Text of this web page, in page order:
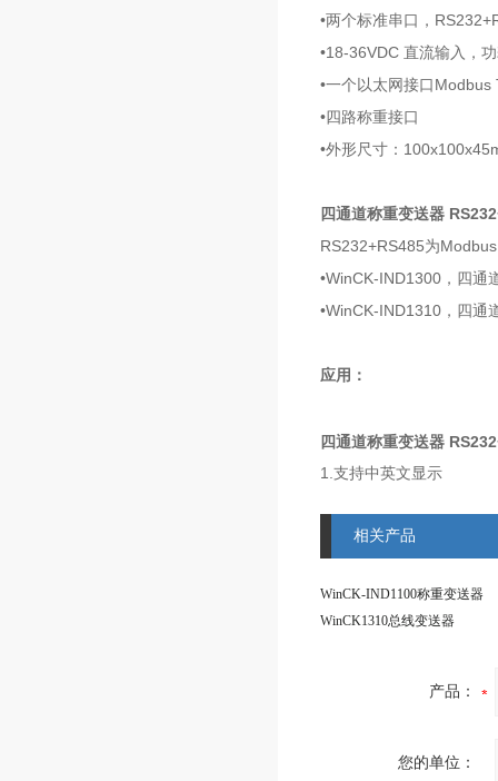
•两个标准串口，
•18-36VDC 直流输入，
•一个以太网接口Modbus
•四路称重接口
•外形尺寸：
四通道称重变送器
RS232+RS485为
•WinCK-IND1300，四通
•WinCK-IND1310，四通
应用：
四通道称重变送器
1.支持中英文显示
3.18-36VDC直流输入，
4.称重版、检重版、分选
5.多种配料模式：单物
6.多种灌装模式：PLC灌
相关产品
WinCK-IND1100称重变送器
WinCK1310总线变送器
产品：
您的单位：